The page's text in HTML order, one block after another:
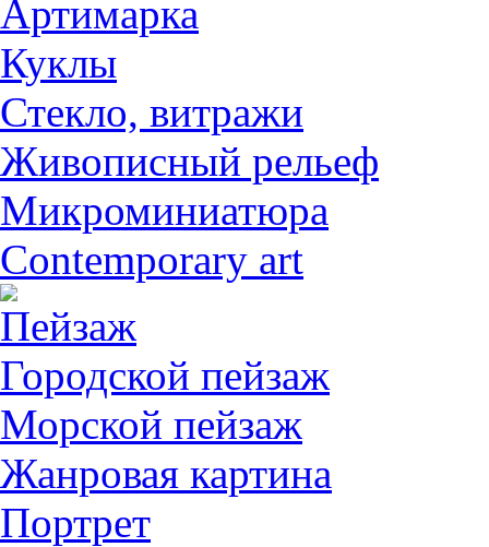
Артимарка
Куклы
Стекло, витражи
Живописный рельеф
Микроминиатюра
Contemporary art
Пейзаж
Городской пейзаж
Морской пейзаж
Жанровая картина
Портрет